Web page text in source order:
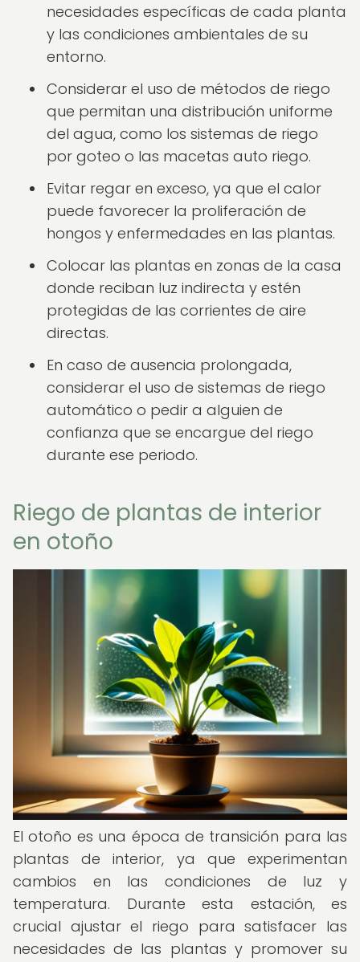
necesidades específicas de cada planta
y las condiciones ambientales de su
entorno.
Considerar el uso de métodos de riego
que permitan una distribución uniforme
del agua, como los sistemas de riego
por goteo o las macetas auto riego.
Evitar regar en exceso, ya que el calor
puede favorecer la proliferación de
hongos y enfermedades en las plantas.
Colocar las plantas en zonas de la casa
donde reciban luz indirecta y estén
protegidas de las corrientes de aire
directas.
En caso de ausencia prolongada,
considerar el uso de sistemas de riego
automático o pedir a alguien de
confianza que se encargue del riego
durante ese periodo.
Riego de plantas de interior
en otoño
El otoño es una época de transición para las
plantas de interior, ya que experimentan
cambios en las condiciones de luz y
temperatura. Durante esta estación, es
crucial ajustar el riego para satisfacer las
necesidades de las plantas y promover su